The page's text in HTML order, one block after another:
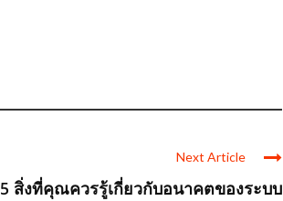
Next Article
5 สิ่งที่คุณควรรู้เกี่ยวกับอนาคตของระบบ